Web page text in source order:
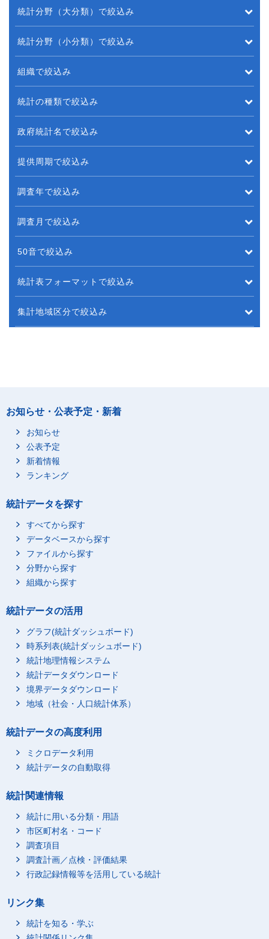
統計分野（大分類）で絞込み
統計分野（小分類）で絞込み
組織で絞込み
統計の種類で絞込み
政府統計名で絞込み
提供周期で絞込み
調査年で絞込み
調査月で絞込み
50音で絞込み
統計表フォーマットで絞込み
集計地域区分で絞込み
お知らせ・公表予定・新着
お知らせ
公表予定
新着情報
ランキング
統計データを探す
すべてから探す
データベースから探す
ファイルから探す
分野から探す
組織から探す
統計データの活用
グラフ(統計ダッシュボード)
時系列表(統計ダッシュボード)
統計地理情報システム
統計データダウンロード
境界データダウンロード
地域（社会・人口統計体系）
統計データの高度利用
ミクロデータ利用
統計データの自動取得
統計関連情報
統計に用いる分類・用語
市区町村名・コード
調査項目
調査計画／点検・評価結果
行政記録情報等を活用している統計
リンク集
統計を知る・学ぶ